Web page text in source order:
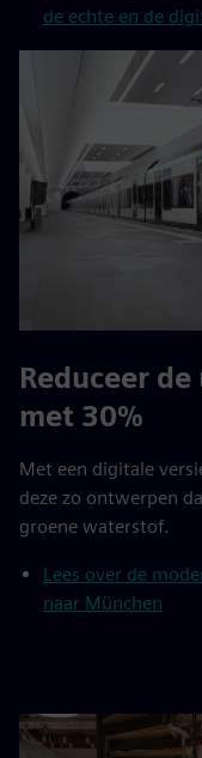
de echte en de
Reduceer
met 30%
Met een digitale
deze zo ontwerpen
groene waterstof.
Lees over de
naar München